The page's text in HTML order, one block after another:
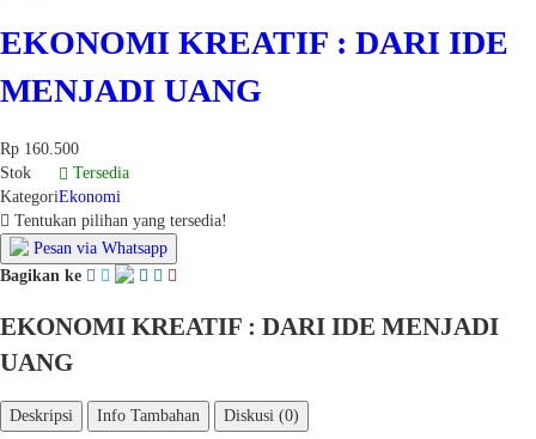
EKONOMI KREATIF : DARI IDE
MENJADI UANG
Rp 160.500
Stok
Tersedia
KategoriEkonomi
Tentukan pilihan yang tersedia!
Pesan via Whatsapp
Bagikan ke
EKONOMI KREATIF : DARI IDE MENJADI
UANG
Deskripsi Info Tambahan Diskusi (0)